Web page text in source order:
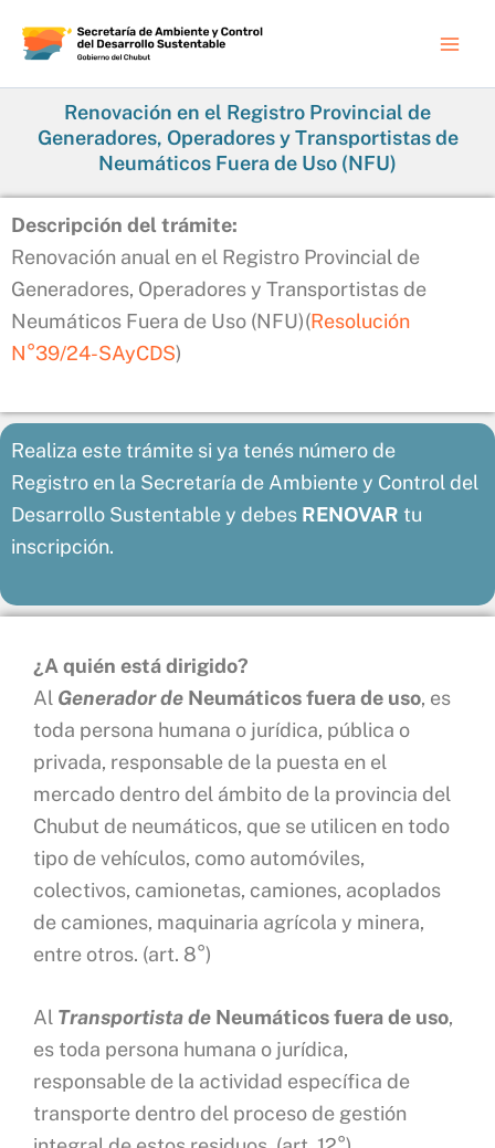
contenido
Renovación en el Registro Provincial de
Generadores, Operadores y Transportistas de
Neumáticos Fuera de Uso (NFU)
Descripción del trámite:
Renovación anual en el Registro Provincial de
Generadores, Operadores y Transportistas de
Neumáticos Fuera de Uso (NFU)(Resolución
N°39/24-SAyCDS)
Realiza este trámite si ya tenés número de
Registro en la Secretaría de Ambiente y Control del
Desarrollo Sustentable y debes RENOVAR tu
inscripción.
¿A quién está dirigido?
Al Generador de Neumáticos fuera de uso, es
toda persona humana o jurídica, pública o
privada, responsable de la puesta en el
mercado dentro del ámbito de la provincia del
Chubut de neumáticos, que se utilicen en todo
tipo de vehículos, como automóviles,
colectivos, camionetas, camiones, acoplados
de camiones, maquinaria agrícola y minera,
entre otros. (art. 8°)
Al Transportistade Neumáticos fuera de uso,
es toda persona humana o jurídica,
responsable de la actividad específica de
transporte dentro del proceso de gestión